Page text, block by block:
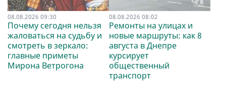
08.08.2026 09:30
Почему сегодня нельзя
жаловаться на судьбу и
смотреть в зеркало:
главные приметы
Мирона Ветрогона
08.08.2026 08:02
Ремонты на улицах и
новые маршруты: как 8
августа в Днепре
курсирует
общественный
транспорт